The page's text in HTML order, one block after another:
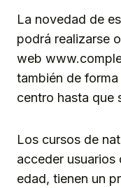
La novedad de
podrá realizarse
web
también de
centro hasta que
Los cursos de
acceder usuarios
edad, tienen un